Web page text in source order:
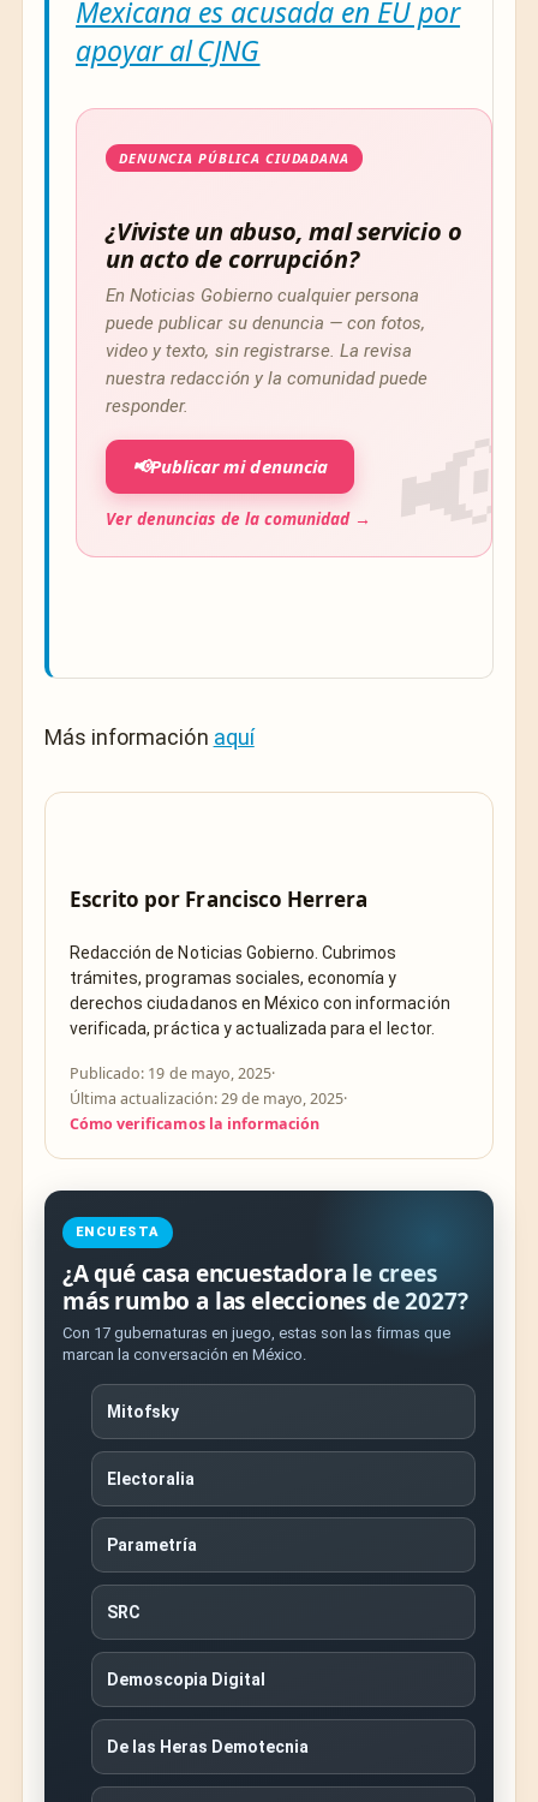
Mexicana es acusada en EU por
apoyar al CJNG
DENUNCIA PÚBLICA CIUDADANA
¿Viviste un abuso, mal servicio o
un acto de corrupción?
En Noticias Gobierno cualquier persona
puede publicar su denuncia — con fotos,
video y texto, sin registrarse. La revisa
nuestra redacción y la comunidad puede
responder.
📢Publicar mi denuncia
Ver denuncias de la comunidad →
Más información aquí
Escrito por Francisco Herrera
Redacción de Noticias Gobierno. Cubrimos
trámites, programas sociales, economía y
derechos ciudadanos en México con información
verificada, práctica y actualizada para el lector.
Publicado: 19 de mayo, 2025·
Última actualización: 29 de mayo, 2025·
Cómo verificamos la información
ENCUESTA
¿A qué casa encuestadora le crees
más rumbo a las elecciones de 2027?
Con 17 gubernaturas en juego, estas son las firmas que
marcan la conversación en México.
Mitofsky
Electoralia
Parametría
SRC
Demoscopia Digital
De las Heras Demotecnia